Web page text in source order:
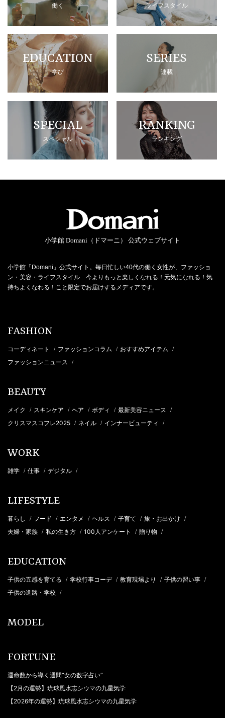
働く ライフスタイル
EDUCATION
学び
SERIES
連載
SPECIAL
スペシャル
RANKING
ランキング
小学館 Domani（ドマーニ） 公式ウェブサイト
小学館「Domani」公式サイト。毎日忙しい40代の働く女性が、ファッショ
ン・美容・ライフスタイル…今よりもっと楽しくなれる！元気になれる！気
持ちよくなれる！こと限定でお届けするメディアです。
FASHION
コーディネート / ファッションコラム / おすすめアイテム /
ファッションニュース /
BEAUTY
メイク / スキンケア / ヘア / ボディ / 最新美容ニュース /
クリスマスコフレ2025 / ネイル / インナービューティ /
WORK
雑学 / 仕事 / デジタル /
LIFESTYLE
暮らし / フード / エンタメ / ヘルス / 子育て / 旅・お出かけ /
夫婦・家族 / 私の生き方 / 100人アンケート / 贈り物 /
EDUCATION
子供の五感を育てる / 学校行事コーデ / 教育現場より / 子供の習い事 /
子供の進路・学校 /
MODEL
FORTUNE
運命数から導く週間“女の数字占い”
【2月の運勢】琉球風水志シウマの九星気学
【2026年の運勢】琉球風水志シウマの九星気学